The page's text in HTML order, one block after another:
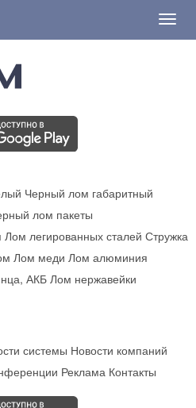
Черный лом габаритный
лом пакеты
Лом легированных сталей Стружка
Лом меди Лом алюминия
АКБ Лом нержавейки
системы Новости компаний
Реклама Контакты